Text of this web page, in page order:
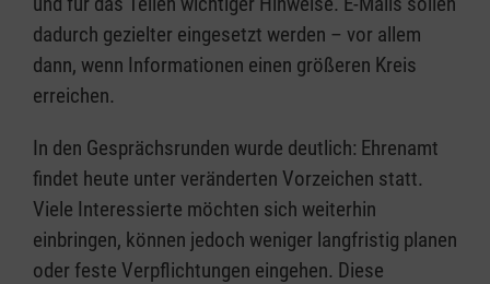
dadurch gezielter eingesetzt werden – vor allem
dann, wenn Informationen einen größeren Kreis
erreichen.
In den Gesprächsrunden wurde deutlich: Ehrenamt
findet heute unter veränderten Vorzeichen statt.
Viele Interessierte möchten sich weiterhin
einbringen, können jedoch weniger langfristig planen
oder feste Verpflichtungen eingehen. Diese